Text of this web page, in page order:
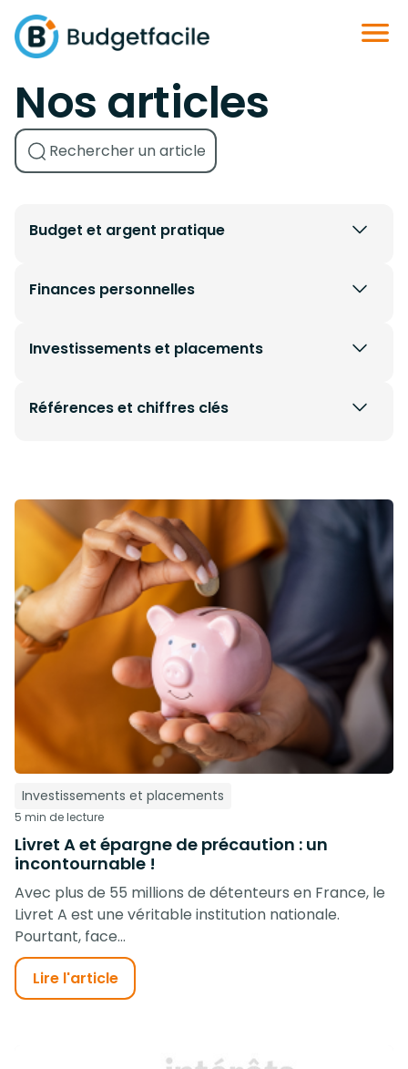
Nos articles
Budget et argent pratique
Finances personnelles
Investissements et placements
Références et chiffres clés
Investissements et placements
5 min de lecture
Livret A et épargne de précaution : un
incontournable !
Avec plus de 55 millions de détenteurs en France, le
Livret A est une véritable institution nationale.
Pourtant, face...
Lire l'article